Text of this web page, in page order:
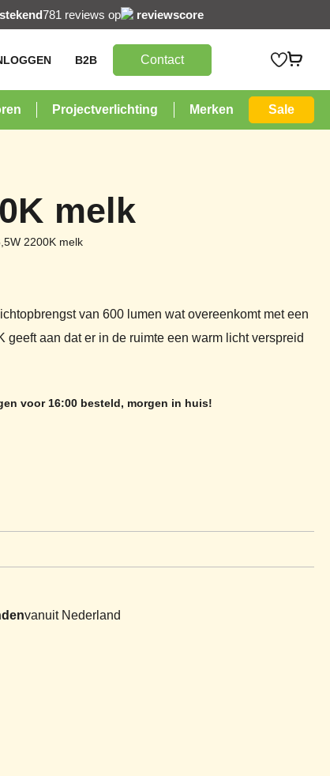
781 reviews op reviewscore
B2B Contact
Projectverlichting Merken Sale
melk
2200K melk
van 600 lumen wat overeenkomt met een
aan dat er in de ruimte een warm licht verspreid
voor 16:00 besteld, morgen in huis!
vanuit Nederland